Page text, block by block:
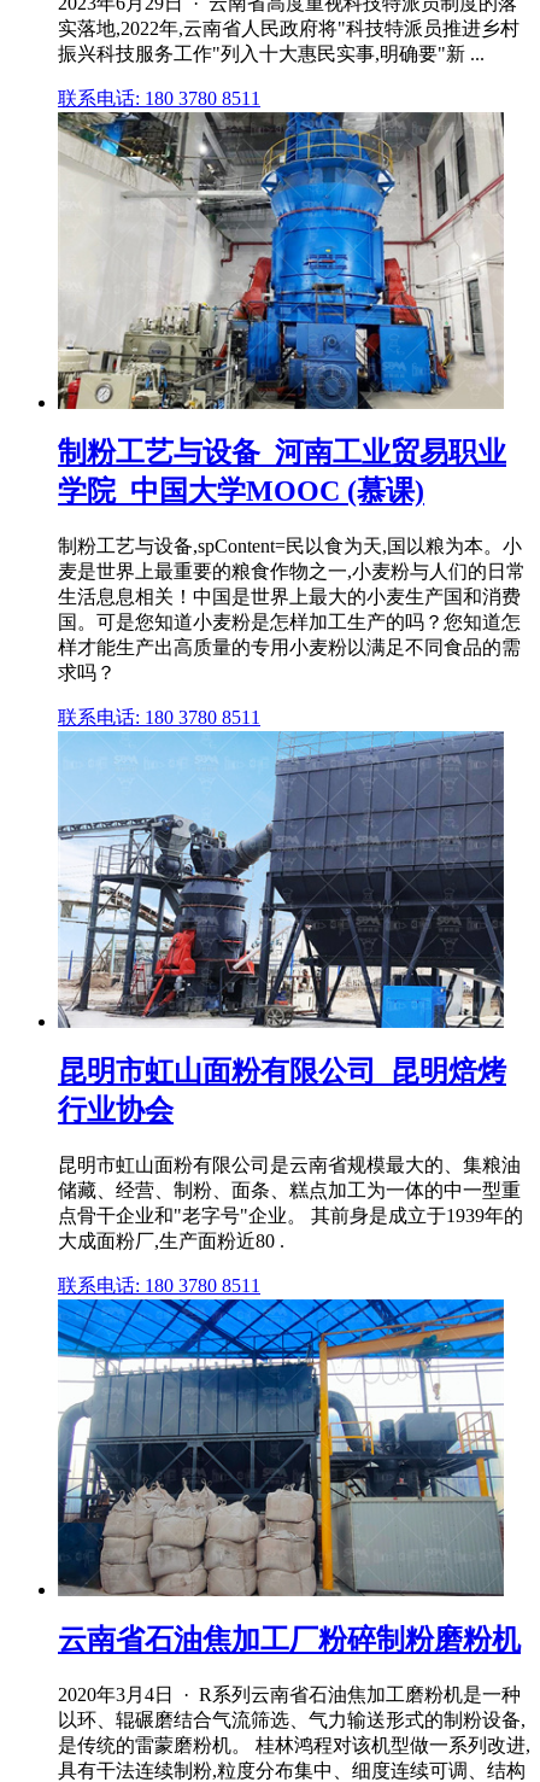
实落地,2022年,云南省人民政府将"科技特派员推进乡村
振兴科技服务工作"列入十大惠民实事,明确要"新 ...
联系电话: 180 3780 8511
制粉工艺与设备_河南工业贸易职业
学院_中国大学MOOC (慕课)
制粉工艺与设备,spContent=民以食为天,国以粮为本。小
麦是世界上最重要的粮食作物之一,小麦粉与人们的日常
生活息息相关！中国是世界上最大的小麦生产国和消费
国。可是您知道小麦粉是怎样加工生产的吗？您知道怎
样才能生产出高质量的专用小麦粉以满足不同食品的需
求吗？
联系电话: 180 3780 8511
昆明市虹山面粉有限公司_昆明焙烤
行业协会
昆明市虹山面粉有限公司是云南省规模最大的、集粮油
储藏、经营、制粉、面条、糕点加工为一体的中一型重
点骨干企业和"老字号"企业。 其前身是成立于1939年的
大成面粉厂,生产面粉近80 .
联系电话: 180 3780 8511
云南省石油焦加工厂粉碎制粉磨粉机
2020年3月4日 · R系列云南省石油焦加工磨粉机是一种
以环、辊碾磨结合气流筛选、气力输送形式的制粉设备,
是传统的雷蒙磨粉机。 桂林鸿程对该机型做一系列改进,
具有干法连续制粉,粒度分布集中、细度连续可调、结构